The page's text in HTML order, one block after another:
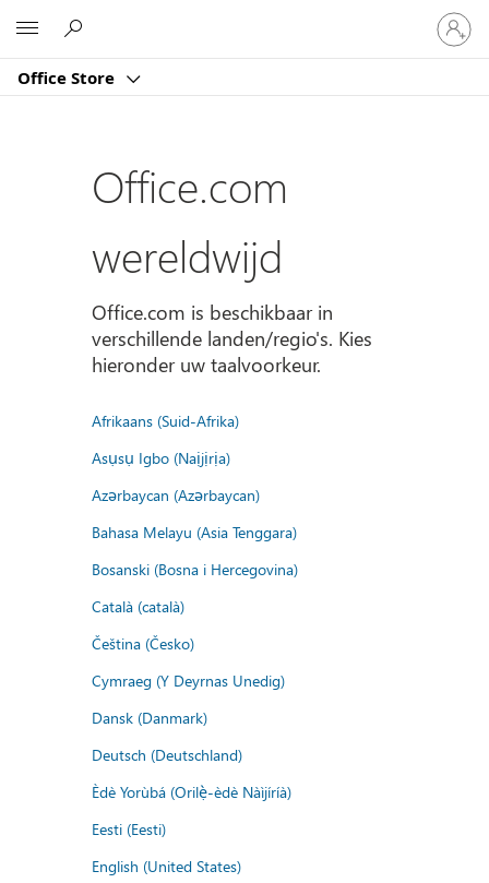
Office Store
Meld
je
aan
je
Office.com
wereldwijd
Office.com is beschikbaar in
verschillende landen/regio's. Kies
hieronder uw taalvoorkeur.
Afrikaans (Suid-Afrika)
Asụsụ Igbo (Naịjịrịa)
Azərbaycan (Azərbaycan)
Bahasa Melayu (Asia Tenggara)
Bosanski (Bosna i Hercegovina)
Català (català)
Čeština (Česko)
Cymraeg (Y Deyrnas Unedig)
Dansk (Danmark)
Deutsch (Deutschland)
Èdè Yorùbá (Orilẹ̀-èdè Nàìjíríà)
Eesti (Eesti)
English (United States)